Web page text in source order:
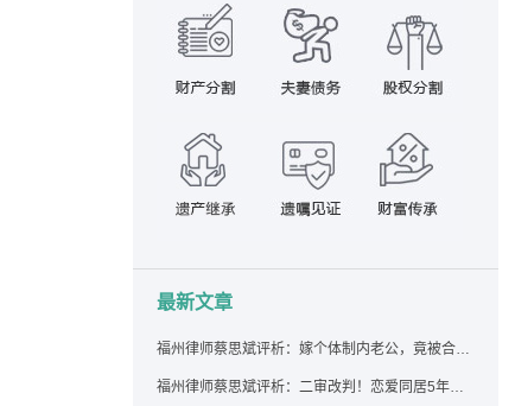
最新文章
福州律师蔡思斌评析：嫁个体制内老公，竟被合伙设局背上近百万债务，婚前不查征信真要命！
福州律师蔡思斌评析：二审改判！恋爱同居5年为女友买车，分手后能要回吗？